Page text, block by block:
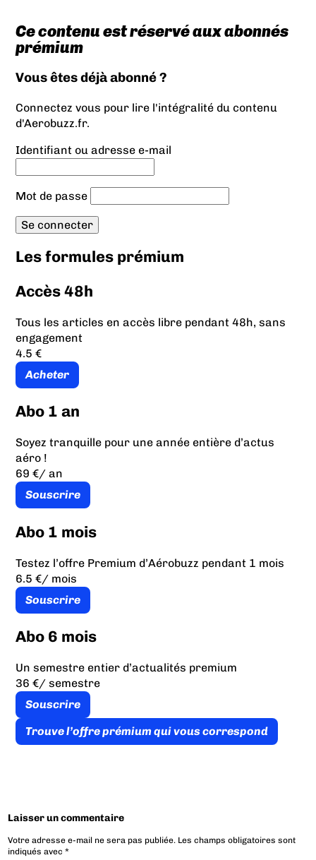
Ce contenu est réservé aux abonnés
prémium
Vous êtes déjà abonné ?
Connectez vous pour lire l'intégralité du contenu
d'Aerobuzz.fr.
Identifiant ou adresse e-mail
Mot de passe
Les formules prémium
Accès 48h
Tous les articles en accès libre pendant 48h, sans
engagement
4.5 €
Acheter
Abo 1 an
Soyez tranquille pour une année entière d’actus
aéro !
69 €/ an
Souscrire
Abo 1 mois
Testez l’offre Premium d’Aérobuzz pendant 1 mois
6.5 €/ mois
Souscrire
Abo 6 mois
Un semestre entier d’actualités premium
36 €/ semestre
Souscrire
Trouve l’offre prémium qui vous correspond
Laisser un commentaire
Votre adresse e-mail ne sera pas publiée. Les champs obligatoires sont
indiqués avec*